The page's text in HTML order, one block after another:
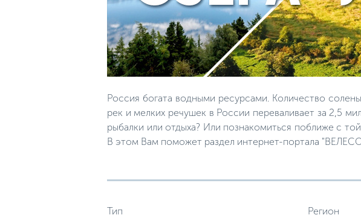
Россия богата водными ресурсами. Количество
рек и мелких речушек в России переваливает за 2,5
рыбалки или отдыха? Или познакомиться поближе с
В этом Вам поможет раздел интернет-портала
Тип Регион